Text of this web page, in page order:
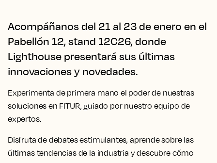
Acompáñanos del 21 al 23 de enero en el
Pabellón 12, stand 12C26, donde
Lighthouse presentará sus últimas
innovaciones y novedades.
Experimenta de primera mano el poder de nuestras
soluciones en FITUR, guiado por nuestro equipo de
expertos.
Disfruta de debates estimulantes, aprende sobre las
últimas tendencias de la industria y descubre cómo